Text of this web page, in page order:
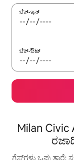
ಚೆಕ್-ಇನ್
ಚೆಕ್-ಔಟ್
Milan
ಗೆಸ್ಟ್‌ಗಳು ಒಪ್ಪುತ್ತಾರೆ: